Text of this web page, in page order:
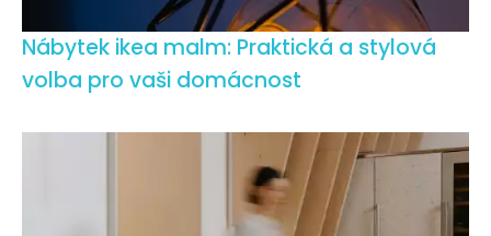
Nábytek ikea malm: Praktická a stylová
volba pro vaši domácnost